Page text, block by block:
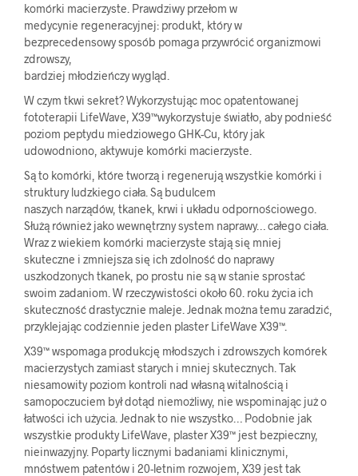
komórki macierzyste. Prawdziwy przełom w
medycynie regeneracyjnej: produkt, który w
bezprecedensowy sposób pomaga przywrócić organizmowi
zdrowszy,
bardziej młodzieńczy wygląd.
W czym tkwi sekret? Wykorzystując moc opatentowanej
fototerapii LifeWave, X39™wykorzystuje światło, aby podnieść
poziom peptydu miedziowego GHK-Cu, który jak
udowodniono, aktywuje komórki macierzyste.
Są to komórki, które tworzą i regenerują wszystkie komórki i
struktury ludzkiego ciała. Są budulcem
naszych narządów, tkanek, krwi i układu odpornościowego.
Służą również jako wewnętrzny system naprawy… całego ciała.
Wraz z wiekiem komórki macierzyste stają się mniej
skuteczne i zmniejsza się ich zdolność do naprawy
uszkodzonych tkanek, po prostu nie są w stanie sprostać
swoim zadaniom. W rzeczywistości około 60. roku życia ich
skuteczność drastycznie maleje. Jednak można temu zaradzić,
przyklejając codziennie jeden plaster LifeWave X39™.
X39™ wspomaga produkcję młodszych i zdrowszych komórek
macierzystych zamiast starych i mniej skutecznych. Tak
niesamowity poziom kontroli nad własną witalnością i
samopoczuciem był dotąd niemożliwy, nie wspominając już o
łatwości ich użycia. Jednak to nie wszystko… Podobnie jak
wszystkie produkty LifeWave, plaster X39™ jest bezpieczny,
nieinwazyjny. Poparty licznymi badaniami klinicznymi,
mnóstwem patentów i 20-letnim rozwojem, X39 jest tak